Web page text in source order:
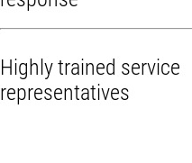
Highly trained service
representatives